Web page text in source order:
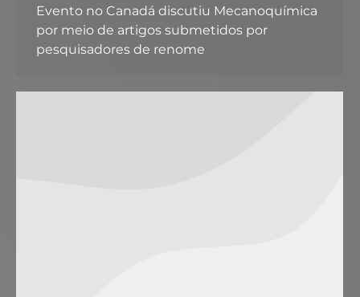
Evento no Canadá discutiu Mecanoquímica
por meio de artigos submetidos por
pesquisadores de renome